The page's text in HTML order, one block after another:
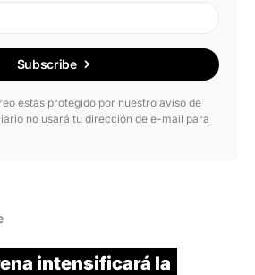
Subscribe
estás protegido por nuestro aviso de
no usará tu dirección de e-mail para
intensificará la